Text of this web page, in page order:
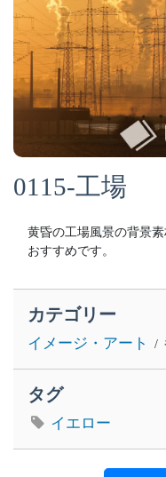
0115-工場
黄昏の工場風景の背景
おすすめです。
カテゴリー
イメージ・アート
タグ
イエロー